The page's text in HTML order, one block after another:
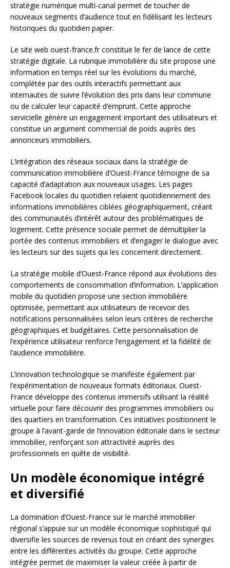
stratégie numérique multi-canal permet de toucher de
nouveaux segments d’audience tout en fidélisant les lecteurs
historiques du quotidien papier.
Le site web ouest-france.fr constitue le fer de lance de cette
stratégie digitale. La rubrique immobilière du site propose une
information en temps réel sur les évolutions du marché,
complétée par des outils interactifs permettant aux
internautes de suivre l’évolution des prix dans leur commune
ou de calculer leur capacité d’emprunt. Cette approche
servicielle génère un engagement important des utilisateurs et
constitue un argument commercial de poids auprès des
annonceurs immobiliers.
L’intégration des réseaux sociaux dans la stratégie de
communication immobilière d’Ouest-France témoigne de sa
capacité d’adaptation aux nouveaux usages. Les pages
Facebook locales du quotidien relaient quotidiennement des
informations immobilières ciblées géographiquement, créant
des communautés d’intérêt autour des problématiques de
logement. Cette présence sociale permet de démultiplier la
portée des contenus immobiliers et d’engager le dialogue avec
les lecteurs sur des sujets qui les concernent directement.
La stratégie mobile d’Ouest-France répond aux évolutions des
comportements de consommation d’information. L’application
mobile du quotidien propose une section immobilière
optimisée, permettant aux utilisateurs de recevoir des
notifications personnalisées selon leurs critères de recherche
géographiques et budgétaires. Cette personnalisation de
l’expérience utilisateur renforce l’engagement et la fidélité de
l’audience immobilière.
L’innovation technologique se manifeste également par
l’expérimentation de nouveaux formats éditoriaux. Ouest-
France développe des contenus immersifs utilisant la réalité
virtuelle pour faire découvrir des programmes immobiliers ou
des quartiers en transformation. Ces initiatives positionnent le
groupe à l’avant-garde de l’innovation éditoriale dans le secteur
immobilier, renforçant son attractivité auprès des
professionnels en quête de visibilité.
Un modèle économique intégré
et diversifié
La domination d’Ouest-France sur le marché immobilier
régional s’appuie sur un modèle économique sophistiqué qui
diversifie les sources de revenus tout en créant des synergies
entre les différentes activités du groupe. Cette approche
intégrée permet de maximiser la valeur créée à partir de